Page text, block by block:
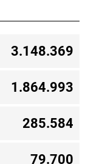
3.148.369
1.864.993
285.584
79.700